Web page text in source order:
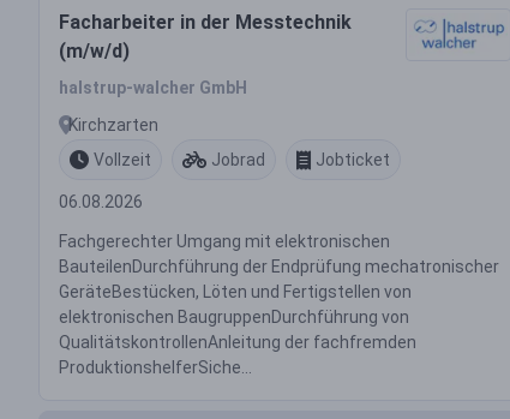
Facharbeiter in der Messtechnik
(m/w/d)
halstrup-walcher GmbH
Kirchzarten
Vollzeit
Jobrad Jobticket
06.08.2026
Fachgerechter Umgang mit elektronischen
BauteilenDurchführung der Endprüfung mechatronischer
GeräteBestücken, Löten und Fertigstellen von
elektronischen BaugruppenDurchführung von
QualitätskontrollenAnleitung der fachfremden
ProduktionshelferSiche...